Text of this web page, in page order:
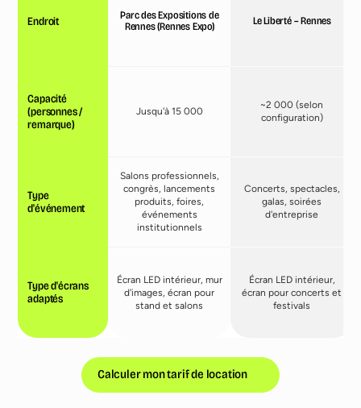
Endroit
Capacité
(personnes /
remarque)
Type
d'événement
Type d'écrans
adaptés
Parc des Expositions de
Rennes (Rennes Expo)
Jusqu'à 15 000
Salons professionnels,
congrès, lancements
produits, foires,
événements
institutionnels
Écran LED intérieur, mur
d'images, écran pour
stand et salons
Le Liberté – Rennes
~2 000 (selon
configuration)
Concerts, spectacles,
galas, soirées
d'entreprise
Écran LED intérieur,
écran pour concerts et
festivals
Calculer mon tarif de location